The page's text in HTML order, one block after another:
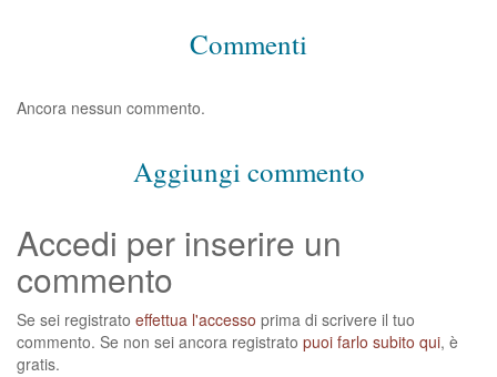
Commenti
Ancora nessun commento.
Aggiungi commento
Accedi per inserire un
commento
Se sei registrato effettua l'accesso prima di scrivere il tuo
commento. Se non sei ancora registrato puoi farlo subito qui, è
gratis.